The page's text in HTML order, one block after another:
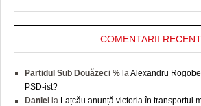
COMENTARII
Partidul Sub Douăzeci % la Alexandru
PSD-ist?
Daniel la Lațcău anunță victoria în transportul